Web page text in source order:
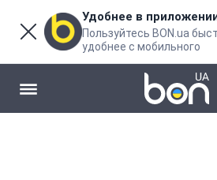
Удобнее в
Пользуйтесь BON.ua
удобнее с мобильного